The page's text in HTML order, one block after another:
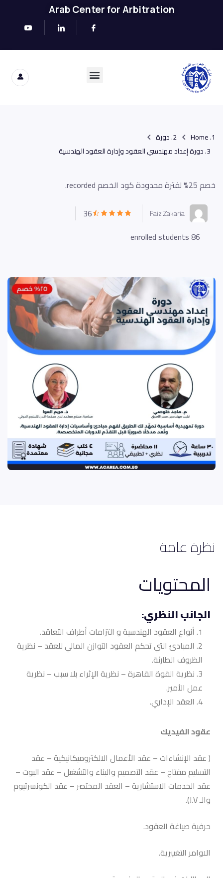
Arab Center for Arbitration
Home
دورة
دورة إعداد مهندسي العقود وإدارة العقود الهندسية
خصم 25% لفترة محدودة كود الخصم recorded.
Faiz Zakaria
36
86 enrolled students
نظرة عامة
المحتويات
الجانب النظري:
أنواع العقود الهندسية و التزامات أطراف التعاقد.
المبادئ التي تحكم العقود التوازن المالي للعقد – نظرية
الظروف الطارئة.
نظرية القوة القاهرة – نظرية الإثراء بلا سبب – نظرية
عمل الأمير.
العقد الإداري.
عقود الفيديك
( عقد الإنشاءات – عقد الأعمال الالكتروميكانيكية – عقد
التسليم مفتاح – عقد التصميم والبناء والتشغيل – عقد البوت –
عقد الخدمات الاستشارية – العقد المختصر – عقد الكونسرتيوم
والـ J.V).
حرفية صياغة العقود.
الاوامر التغييرية.